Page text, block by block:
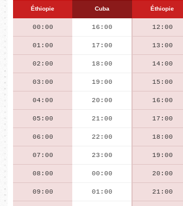
Éthiopie Cuba Éthiopie
00:00 16:00 12:00
01:00 17:00 13:00
02:00 18:00 14:00
03:00 19:00 15:00
04:00 20:00 16:00
05:00 21:00 17:00
06:00 22:00 18:00
07:00 23:00 19:00
08:00 00:00 20:00
09:00 01:00 21:00